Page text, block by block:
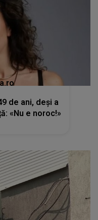
de ani, deși a
«Nu e noroc!»